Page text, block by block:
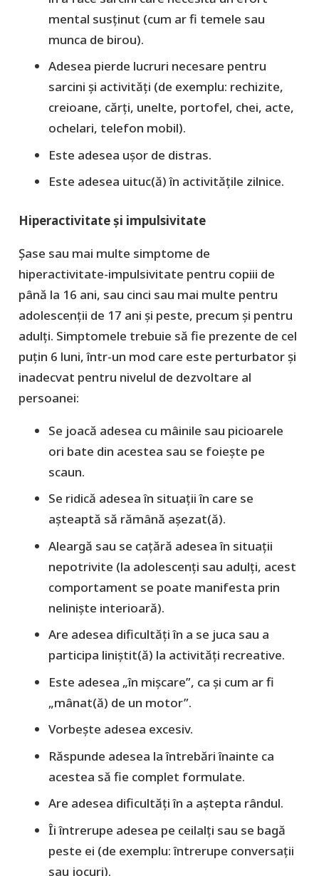
mental susținut (cum ar fi temele sau
munca de birou).
Adesea pierde lucruri necesare pentru
sarcini și activități (de exemplu: rechizite,
creioane, cărți, unelte, portofel, chei, acte,
ochelari, telefon mobil).
Este adesea ușor de distras.
Este adesea uituc(ă) în activitățile zilnice.
Hiperactivitate și impulsivitate
Șase sau mai multe simptome de
hiperactivitate-impulsivitate pentru copiii de
până la 16 ani, sau cinci sau mai multe pentru
adolescenții de 17 ani și peste, precum și pentru
adulți. Simptomele trebuie să fie prezente de cel
puțin 6 luni, într-un mod care este perturbator și
inadecvat pentru nivelul de dezvoltare al
persoanei:
Se joacă adesea cu mâinile sau picioarele
ori bate din acestea sau se foiește pe
scaun.
Se ridică adesea în situații în care se
așteaptă să rămână așezat(ă).
Aleargă sau se cațără adesea în situații
nepotrivite (la adolescenți sau adulți, acest
comportament se poate manifesta prin
neliniște interioară).
Are adesea dificultăți în a se juca sau a
participa liniștit(ă) la activități recreative.
Este adesea „în mișcare”, ca și cum ar fi
„mânat(ă) de un motor”.
Vorbește adesea excesiv.
Răspunde adesea la întrebări înainte ca
acestea să fie complet formulate.
Are adesea dificultăți în a aștepta rândul.
Îi întrerupe adesea pe ceilalți sau se bagă
peste ei (de exemplu: întrerupe conversații
sau jocuri).